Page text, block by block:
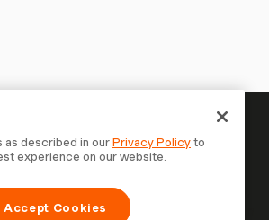
merita di essere
— inizia ora
aziende che monitorano il tempo,
vengono pagate più velocemente con
as described in ourPrivacy Policyto
experience on our website.
Accept Cookies